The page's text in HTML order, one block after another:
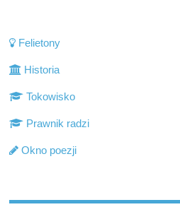
Felietony
Historia
Tokowisko
Prawnik radzi
Okno poezji